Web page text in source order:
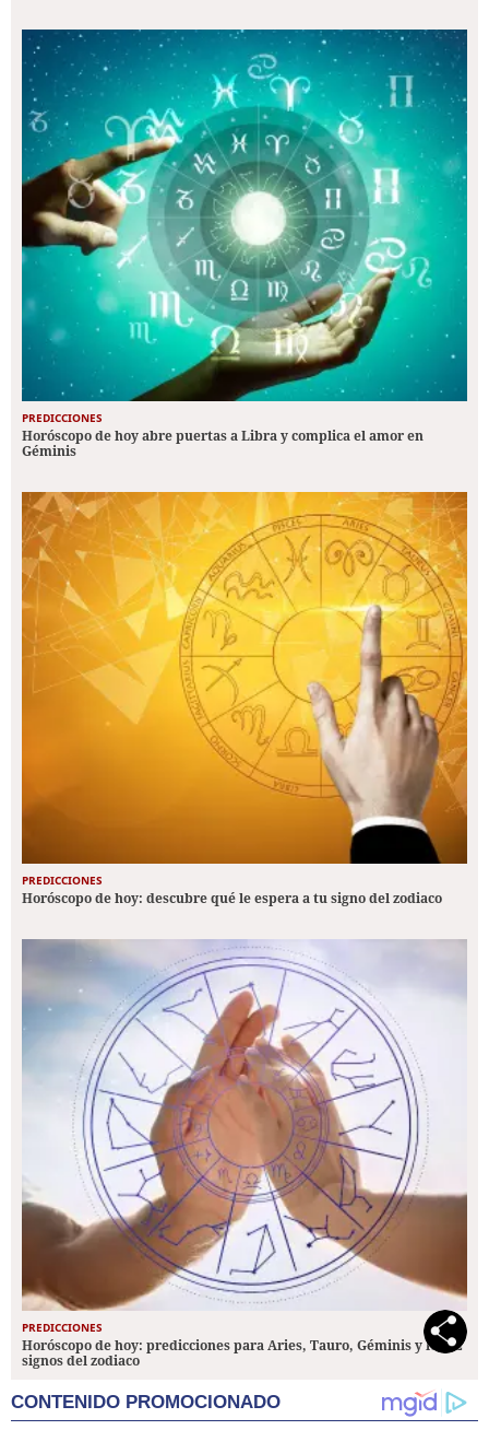
PREDICCIONES
Horóscopo de hoy abre puertas a Libra y complica el amor en
Géminis
PREDICCIONES
Horóscopo de hoy: descubre qué le espera a tu signo del zodiaco
PREDICCIONES
Horóscopo de hoy: predicciones para Aries, Tauro, Géminis y los 12
signos del zodiaco
CONTENIDO PROMOCIONADO